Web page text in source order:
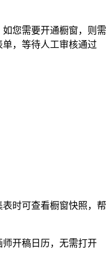
您需要开通橱窗，则需
，等待人工审核通过
时可查看橱窗快照，帮
开稿日历，无需打开